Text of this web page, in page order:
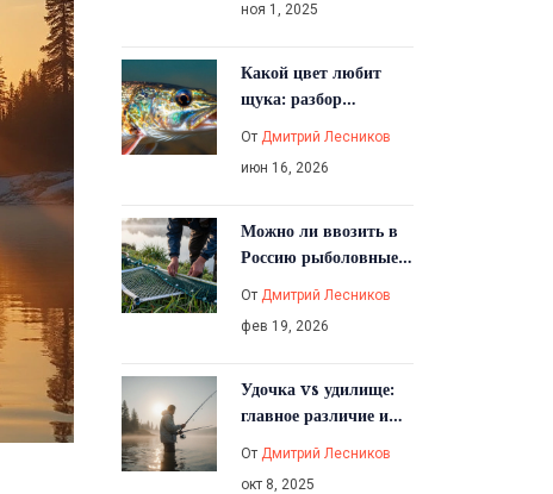
ноя 1, 2025
Какой цвет любит
щука: разбор
прозрачности воды
От Дмитрий Лесников
июн 16, 2026
Можно ли ввозить в
Россию рыболовные
ограничения и что
будет за нарушение
От Дмитрий Лесников
фев 19, 2026
Удочка vs удилище:
главное различие и
От Дмитрий Лесников
окт 8, 2025